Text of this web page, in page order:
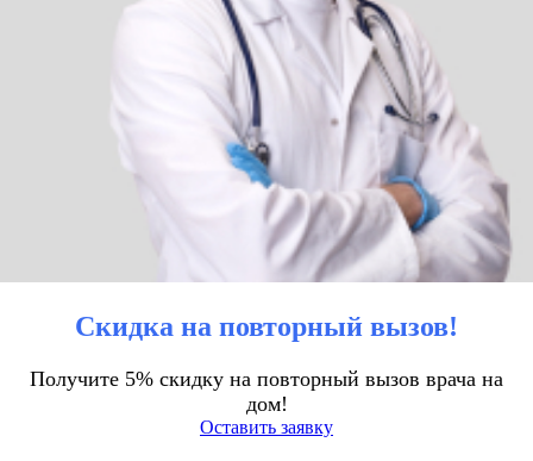
Скидка на повторный вызов!
Получите 5% скидку на повторный вызов врача на
дом!
Оставить заявку